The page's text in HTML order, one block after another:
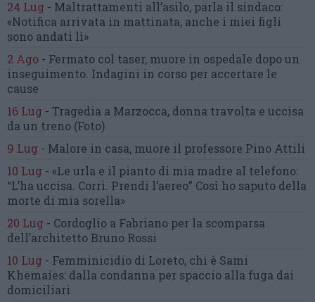
24 Lug - Maltrattamenti all’asilo, parla il sindaco:
«Notifica arrivata in mattinata, anche i miei figli
sono andati lì»
2 Ago - Fermato col taser, muore in ospedale dopo un
inseguimento. Indagini in corso per accertare le
cause
16 Lug - Tragedia a Marzocca, donna travolta e uccisa
da un treno (Foto)
9 Lug - Malore in casa, muore il professore Pino Attili
10 Lug - «Le urla e il pianto di mia madre al telefono:
“L’ha uccisa. Corri. Prendi l’aereo” Così ho saputo della
morte di mia sorella»
20 Lug - Cordoglio a Fabriano per la scomparsa
dell’architetto Bruno Rossi
10 Lug - Femminicidio di Loreto, chi è Sami
Khemaies: dalla condanna per spaccio alla fuga dai
domiciliari